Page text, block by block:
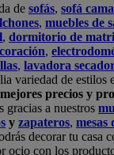
de sofás, sofá cama
, muebles de
, dormitorio de
,
, lavadora
variedad de estilos
precios y
gracias a nuestros
y zapateros, mesas
decorar tu casa
ocio con los